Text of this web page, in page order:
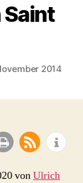
2014
vonUlrich